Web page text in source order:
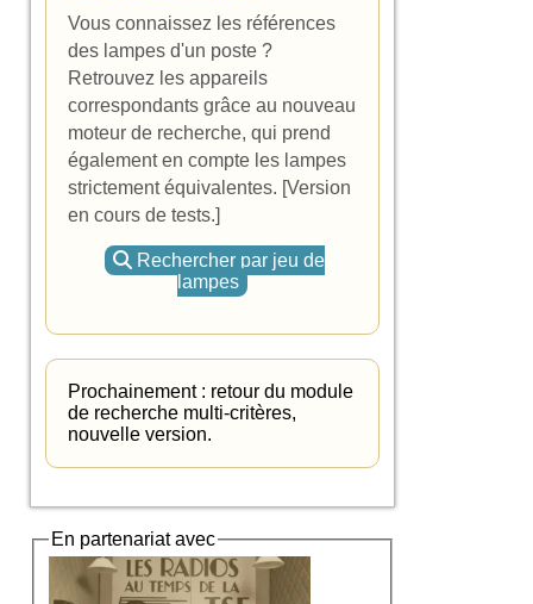
Vous connaissez les références
des lampes d'un poste ?
Retrouvez les appareils
correspondants grâce au nouveau
moteur de recherche, qui prend
également en compte les lampes
strictement équivalentes. [Version
en cours de tests.]
Rechercher par jeu de
lampes
Prochainement : retour du module
de recherche multi-critères,
nouvelle version.
En partenariat avec